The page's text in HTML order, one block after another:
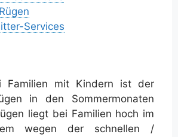
Services
Familien mit Kindern ist der
in den Sommermonaten
liegt bei Familien hoch im
wegen der schnellen /